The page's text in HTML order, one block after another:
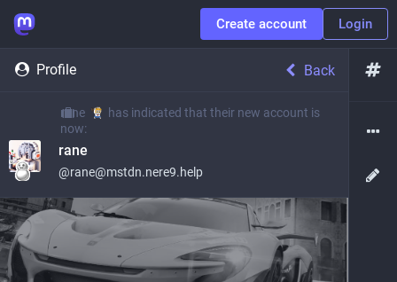
Create account Login
Profile Back
rane
has indicated that their new account is
now:
rane
@rane@mstdn.nere9.help